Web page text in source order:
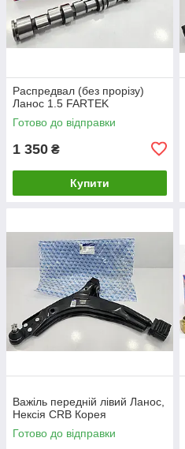
Распредвал (без прорізу)
Ланос 1.5 FARTEK
Готово до відправки
1 350 ₴
Купити
Важіль передній лівий Ланос,
Нексія CRB Корея
Готово до відправки